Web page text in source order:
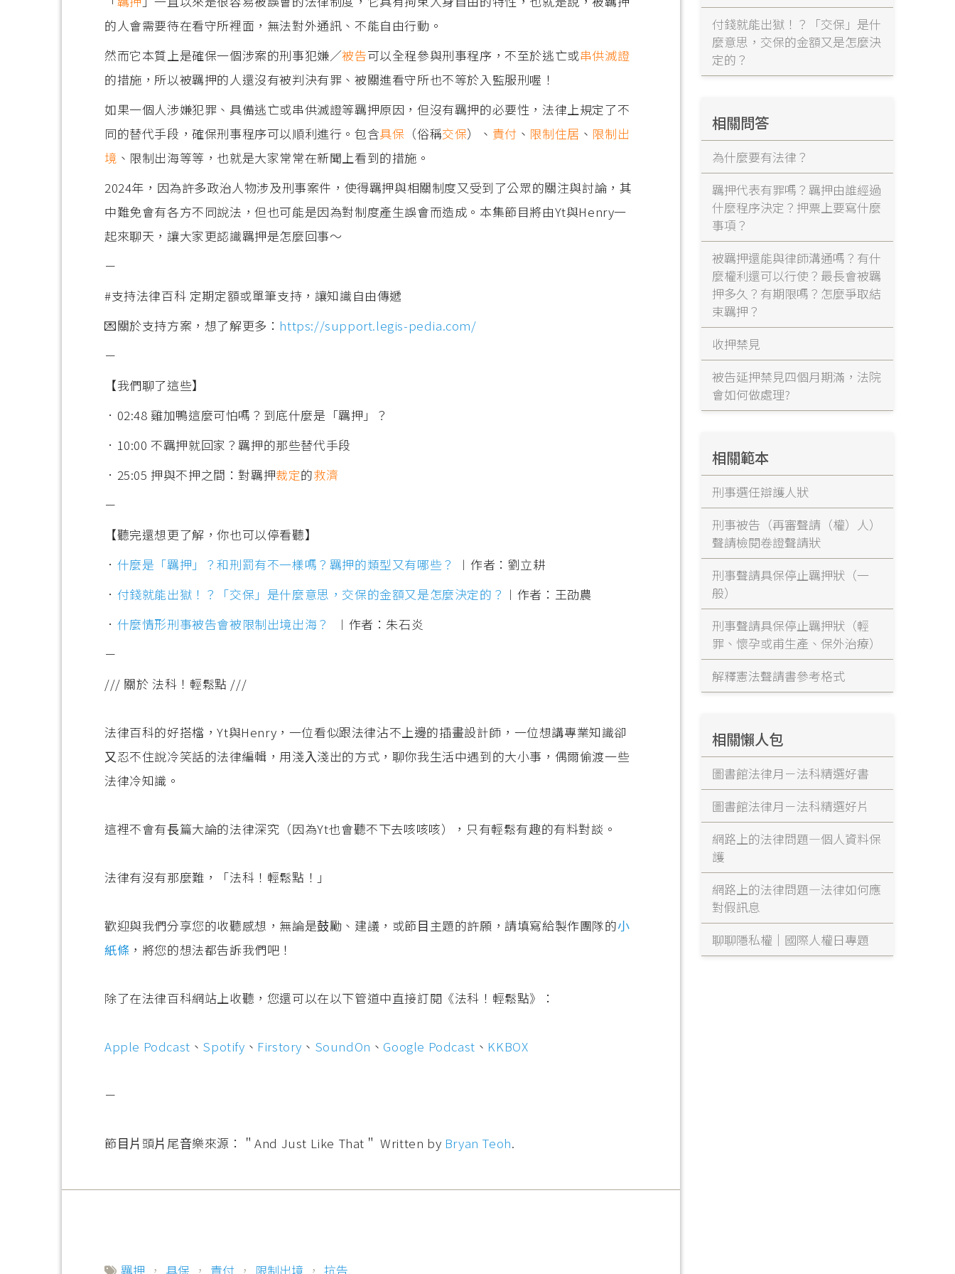
的人會需要待在看守所裡面，無法對外通訊、不能自由行動。
然而它本質上是確保一個涉案的刑事犯嫌／被告可以全程參與刑事程序，不至於逃亡或串供滅證
的措施，所以被羈押的人還沒有被判決有罪、被關進看守所也不等於入監服刑喔！
如果一個人涉嫌犯罪、具備逃亡或串供滅證等羈押原因，但沒有羈押的必要性，法律上規定了不
同的替代手段，確保刑事程序可以順利進行。包含具保 （俗稱交保）、 責付 、 限制住居 、 限制出
境 、限制出海等等，也就是大家常常在新聞上看到的措施。
2024年，因為許多政治人物涉及刑事案件，使得羈押與相關制度又受到了公眾的關注與討論，其
中難免會有各方不同說法，但也可能是因為對制度產生誤會而造成。本集節目將由Yt與Henry一
起來聊天，讓大家更認識羈押是怎麼回事～
－
#支持法律百科 定期定額或單筆支持，讓知識自由傳遞
💌關於支持方案，想了解更多： https://support.legis-pedia.com/
－
【我們聊了這些】
．02:48 雞加鴨這麼可怕嗎？到底什麼是「羈押」？
．10:00 不羈押就回家？羈押的那些替代手段
．25:05 押與不押之間：對羈押裁定的救濟
－
【聽完還想更了解，你也可以停看聽】
． 什麼是「羈押」？和刑罰有不一樣嗎？羈押的類型又有哪些？
︱作者：劉立耕
． 付錢就能出獄！？「交保」是什麼意思，交保的金額又是怎麼決定的？ ︱作者：王劭農
． 什麼情形刑事被告會被限制出境出海？
︱作者：朱石炎
－
/// 關於 法科！輕鬆點 ///
法律百科的好搭檔，Yt與Henry，⼀位看似跟法律沾不上邊的插畫設計師，⼀位想講專業知識卻
⼜忍不住說冷笑話的法律編輯，⽤淺⼊淺出的⽅式，聊你我⽣活中遇到的⼤⼩事，偶爾偷渡⼀些
法律冷知識。
這裡不會有⻑篇⼤論的法律深究（因為Yt也會聽不下去咳咳咳），只有輕鬆有趣的有料對談。
法律有沒有那麼難，「法科！輕鬆點！」
歡迎與我們分享您的收聽感想，無論是⿎勵、建議，或節⽬主題的許願，請填寫給製作團隊的⼩
紙條 ，將您的想法都告訴我們吧！
除了在法律百科網站上收聽，您還可以在以下管道中直接訂閱《法科！輕鬆點》：
Apple Podcast 、 Spotify 、 Firstory 、 SoundOn 、 Google Podcast 、 KKBOX
－
節⽬⽚頭⽚尾⾳樂來源：＂And Just Like That＂ Written by Bryan Teoh.
羈押 ， 具保 ， 責付 ， 限制出境 ， 抗告
付錢就能出獄！？「交保」是什
麼意思，交保的金額又是怎麼決
定的？
相關問答
為什麼要有法律？
羈押代表有罪嗎？羈押由誰經過
什麼程序決定？押票上要寫什麼
事項？
被羈押還能與律師溝通嗎？有什
麼權利還可以行使？最長會被羈
押多久？有期限嗎？怎麼爭取結
束羈押？
收押禁見
被告延押禁見四個月期滿，法院
會如何做處理?
相關範本
刑事選任辯護人狀
刑事被告（再審聲請（權）人）
聲請檢閱卷證聲請狀
刑事聲請具保停止羈押狀（一
般）
刑事聲請具保停止羈押狀（輕
罪、懷孕或甫生產、保外治療）
解釋憲法聲請書參考格式
相關懶人包
圖書館法律月－法科精選好書
圖書館法律月－法科精選好片
網路上的法律問題—個人資料保
護
網路上的法律問題—法律如何應
對假訊息
聊聊隱私權｜國際人權日專題